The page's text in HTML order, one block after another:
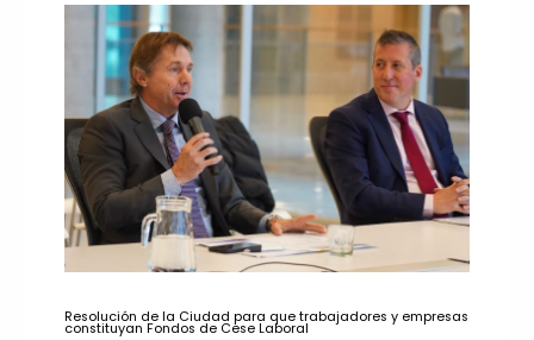
Resolución de la Ciudad para que trabajadores y empresas
constituyan Fondos de Cese Laboral